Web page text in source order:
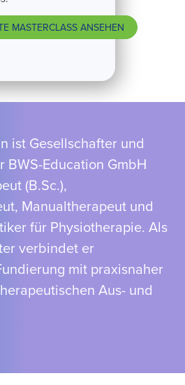
MASTERCLASS ANSEHEN
ist Gesellschafter und
BWS-Education GmbH
(B.Sc.),
Manualtherapeut und
für Physiotherapie. Als
verbindet er
mit praxisnaher
Aus- und